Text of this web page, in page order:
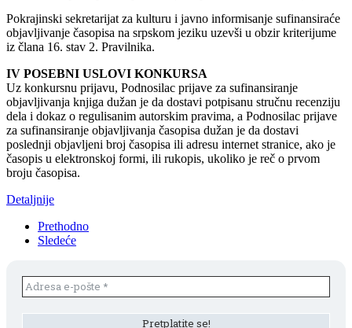
Pokrajinski sekretarijat za kulturu i javno informisanje sufinansiraće
objavljivanje časopisa na srpskom jeziku uzevši u obzir kriterijume
iz člana 16. stav 2. Pravilnika.
IV POSEBNI USLOVI KONKURSA
Uz konkursnu prijavu, Podnosilac prijave za sufinansiranje
objavljivanja knjiga dužan je da dostavi potpisanu stručnu recenziju
dela i dokaz o regulisanim autorskim pravima, a Podnosilac prijave
za sufinansiranje objavljivanja časopisa dužan je da dostavi
poslednji objavljeni broj časopisa ili adresu internet stranice, ako je
časopis u elektronskoj formi, ili rukopis, ukoliko je reč o prvom
broju časopisa.
Detaljnije
Prethodno
Sledeće